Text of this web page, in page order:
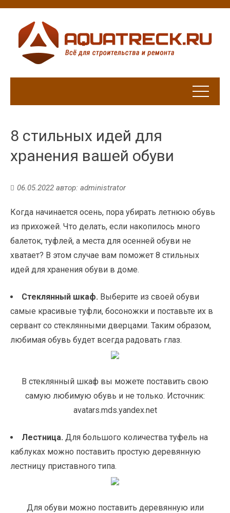
8 стильных идей для
хранения вашей обуви
06.05.2022 автор: administrator
Когда начинается осень, пора убирать летнюю обувь
из прихожей. Что делать, если накопилось много
балеток, туфлей, а места для осенней обуви не
хватает? В этом случае вам поможет 8 стильных
идей для хранения обуви в доме.
Стеклянный шкаф. Выберите из своей обуви
самые красивые туфли, босоножки и поставьте их в
сервант со стеклянными дверцами. Таким образом,
любимая обувь будет всегда радовать глаз.
В стеклянный шкаф вы можете поставить свою
самую любимую обувь и не только. Источник:
avatars.mds.yandex.net
Лестница. Для большого количества туфель на
каблуках можно поставить простую деревянную
лестницу приставного типа.
Для обуви можно поставить деревянную или